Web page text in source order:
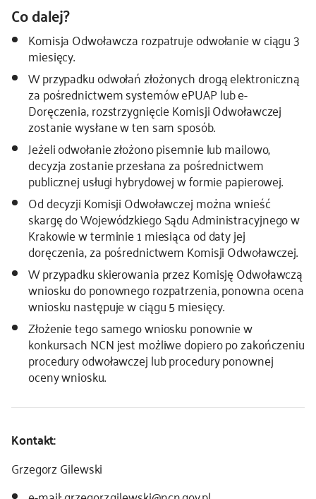
Co dalej?
Komisja Odwoławcza rozpatruje odwołanie w ciągu 3
miesięcy.
W przypadku odwołań złożonych drogą elektroniczną
za pośrednictwem systemów ePUAP lub e-
Doręczenia, rozstrzygnięcie Komisji Odwoławczej
zostanie wysłane w ten sam sposób.
Jeżeli odwołanie złożono pisemnie lub mailowo,
decyzja zostanie przesłana za pośrednictwem
publicznej usługi hybrydowej w formie papierowej.
Od decyzji Komisji Odwoławczej można wnieść
skargę do Wojewódzkiego Sądu Administracyjnego w
Krakowie w terminie 1 miesiąca od daty jej
doręczenia, za pośrednictwem Komisji Odwoławczej.
W przypadku skierowania przez Komisję Odwoławczą
wniosku do ponownego rozpatrzenia, ponowna ocena
wniosku następuje w ciągu 5 miesięcy.
Złożenie tego samego wniosku ponownie w
konkursach NCN jest możliwe dopiero po zakończeniu
procedury odwoławczej lub procedury ponownej
oceny wniosku.
Kontakt:
Grzegorz Gilewski